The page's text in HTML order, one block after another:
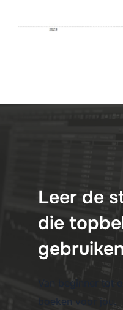
Leer de
die
Van beginner tot
boeken voor jou.